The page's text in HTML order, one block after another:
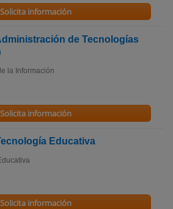
Solicita información
de Tecnologías
la Información
Solicita información
Educativa
Solicita información